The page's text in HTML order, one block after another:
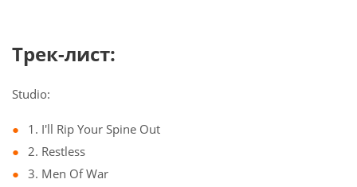
Трек-лист:
Studio:
1. I'll Rip Your Spine Out
2. Restless
3. Men Of War